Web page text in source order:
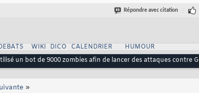
Répondre avec citation
WIKI DICO CALENDRIER
HUMOUR
un bot de 9000 zombies afin de lancer des attaques contre
»